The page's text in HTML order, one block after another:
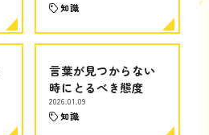
知識
言葉が見つからない
時にとるべき態度
2026.01.09
知識